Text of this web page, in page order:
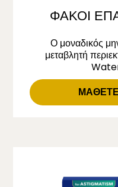
ΦΑΚΟΙ
Ο μοναδικός
μεταβλητή